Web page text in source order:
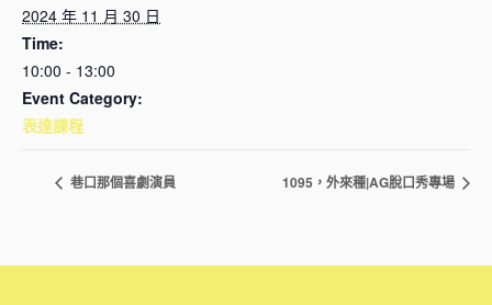
2024 年 11 月 30 日
Time:
10:00 - 13:00
Event Category:
表達課程
巷口那個喜劇演員 1095，外來種|AG脫口秀專場